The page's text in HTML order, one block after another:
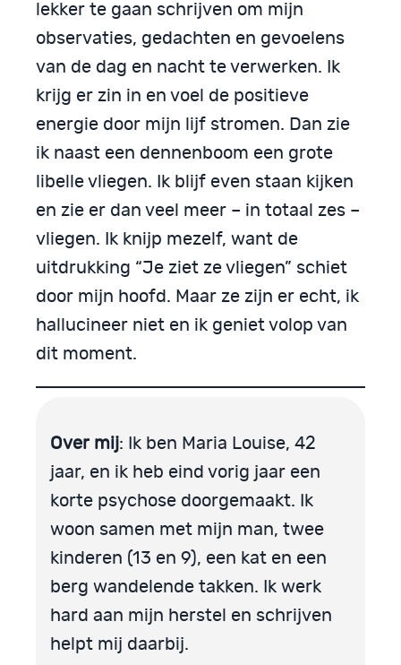
lekker te gaan schrijven om mijn
observaties, gedachten en gevoelens
van de dag en nacht te verwerken. Ik
krijg er zin in en voel de positieve
energie door mijn lijf stromen. Dan zie
ik naast een dennenboom een grote
libelle vliegen. Ik blijf even staan kijken
en zie er dan veel meer – in totaal zes –
vliegen. Ik knijp mezelf, want de
uitdrukking “Je ziet ze vliegen” schiet
door mijn hoofd. Maar ze zijn er echt, ik
hallucineer niet en ik geniet volop van
dit moment.
Over mij: Ik ben Maria Louise, 42
jaar, en ik heb eind vorig jaar een
korte psychose doorgemaakt. Ik
woon samen met mijn man, twee
kinderen (13 en 9), een kat en een
berg wandelende takken. Ik werk
hard aan mijn herstel en schrijven
helpt mij daarbij.